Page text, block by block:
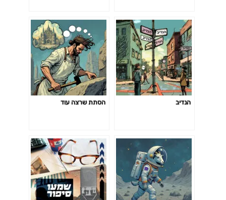
פוליטיקה, מחאה ודמוקרטיה.
הפודקאסט של טובי פולק
הנדיב הסתת שרצה עוד